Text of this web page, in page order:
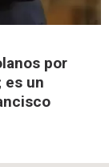
por
es un